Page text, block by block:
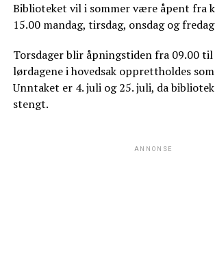
Biblioteket vil i sommer være åpent fra
15.00 mandag, tirsdag, onsdag og
Torsdager blir åpningstiden fra 09.00 til
lørdagene i hovedsak opprettholdes
Unntaket er 4. juli og 25. juli, da
stengt.
ANNONSE